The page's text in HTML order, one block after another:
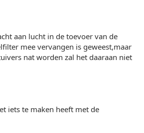
aan lucht in de toevoer van de
mee vervangen is geweest,maar
nat worden zal het daaraan niet
iets te maken heeft met de